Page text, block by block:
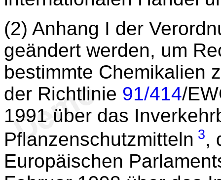
(2) Anhang I der
geändert werden, um
bestimmte Chemikalien
der Richtlinie 91/414/
1991 über das
Pflanzenschutzmitteln 3,
Europäischen